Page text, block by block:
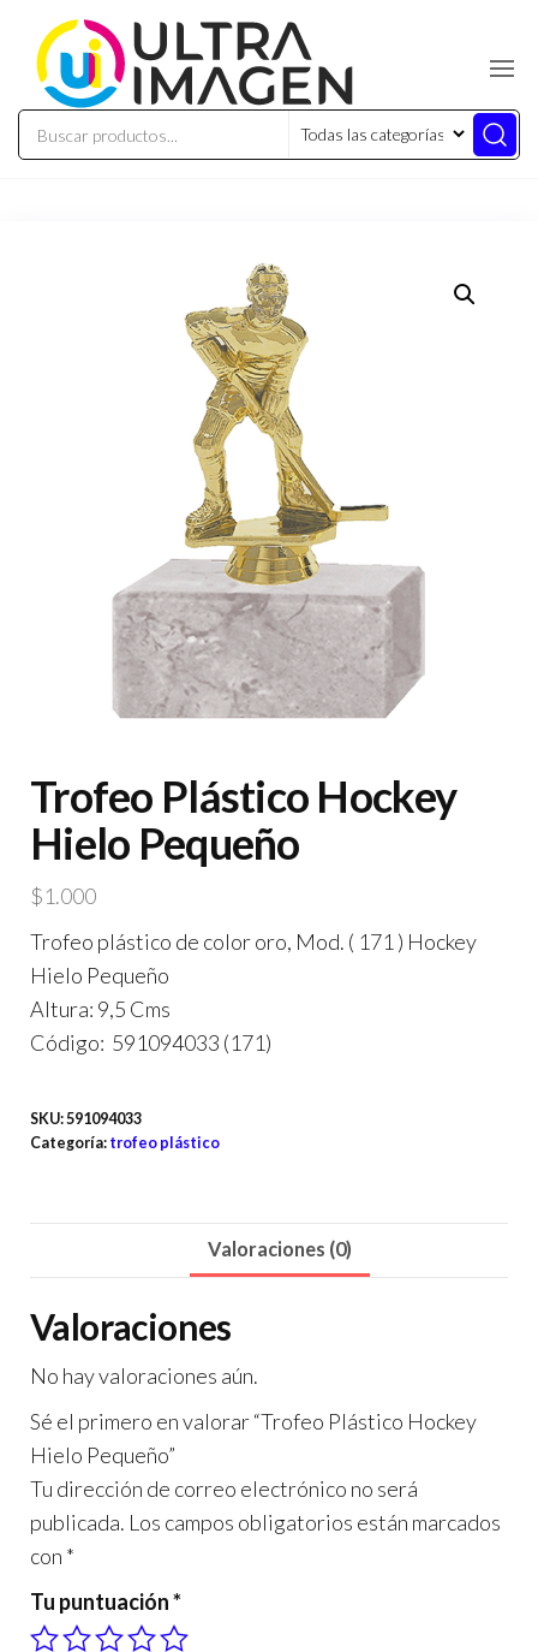
Trofeo Plástico Hockey
Hielo Pequeño
$1.000
Trofeo plástico de color oro, Mod. ( 171 ) Hockey
Hielo Pequeño
Altura: 9,5 Cms
Código: 591094033 (171)
SKU:591094033
Categoría: trofeo plástico
Valoraciones (0)
Valoraciones
No hay valoraciones aún.
Sé el primero en valorar “Trofeo Plástico Hockey
Hielo Pequeño”
Tu dirección de correo electrónico no será
publicada. Los campos obligatorios están marcados
con *
Tu puntuación*